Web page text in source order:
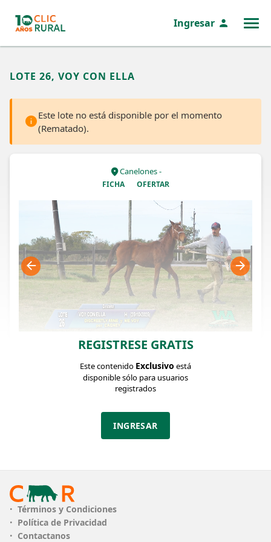
Ingresar
LOTE 26, VOY CON ELLA
Este lote no está disponible por el momento
(Rematado).
FICHA OFERTAR
Canelones -
Identificador: #374364
Destete
REGISTRESE GRATIS
Este contenido Exclusivo está
disponible sólo para usuarios
registrados
INGRESAR
Términos y Condiciones
Política de Privacidad
Contactanos